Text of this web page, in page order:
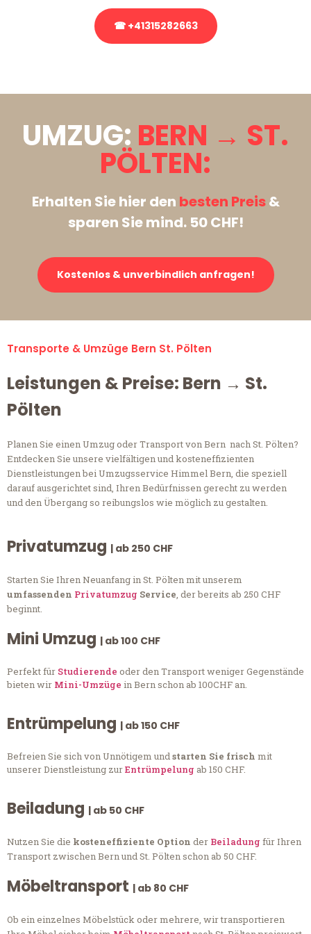
☎ +41315282663
UMZUG: BERN → ST.
PÖLTEN:
Erhalten Sie hier den besten Preis&
sparen Sie mind. 50 CHF!
Kostenlos & unverbindlich anfragen!
Transporte & Umzüge Bern St. Pölten
Leistungen & Preise: Bern → St.
Pölten
Planen Sie einen Umzug oder Transport von Bern nach St. Pölten?
Entdecken Sie unsere vielfältigen und kosteneffizienten
Dienstleistungen bei Umzugsservice Himmel Bern, die speziell
darauf ausgerichtet sind, Ihren Bedürfnissen gerecht zu werden
und den Übergang so reibungslos wie möglich zu gestalten.
Privatumzug | ab 250 CHF
Starten Sie Ihren Neuanfang in St. Pölten mit unserem
umfassenden Privatumzug Service, der bereits ab 250 CHF
beginnt.
Mini Umzug | ab 100 CHF
Perfekt für Studierende oder den Transport weniger Gegenstände
bieten wir Mini-Umzüge in Bern schon ab 100CHF an.
Entrümpelung | ab 150 CHF
Befreien Sie sich von Unnötigem undstarten Sie frisch mit
unserer Dienstleistung zurEntrümpelung ab 150 CHF.
Beiladung | ab 50 CHF
Nutzen Sie die kosteneffiziente Option der Beiladung für Ihren
Transport zwischen Bern und St. Pölten schon ab 50 CHF.
Möbeltransport | ab 80 CHF
Ob ein einzelnes Möbelstück oder mehrere, wir transportieren